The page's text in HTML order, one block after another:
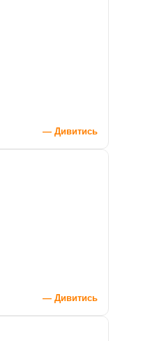
— Дивитись
— Дивитись